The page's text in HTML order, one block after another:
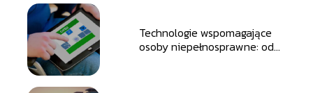
Technologie wspomagające
osoby niepełnosprawne: od